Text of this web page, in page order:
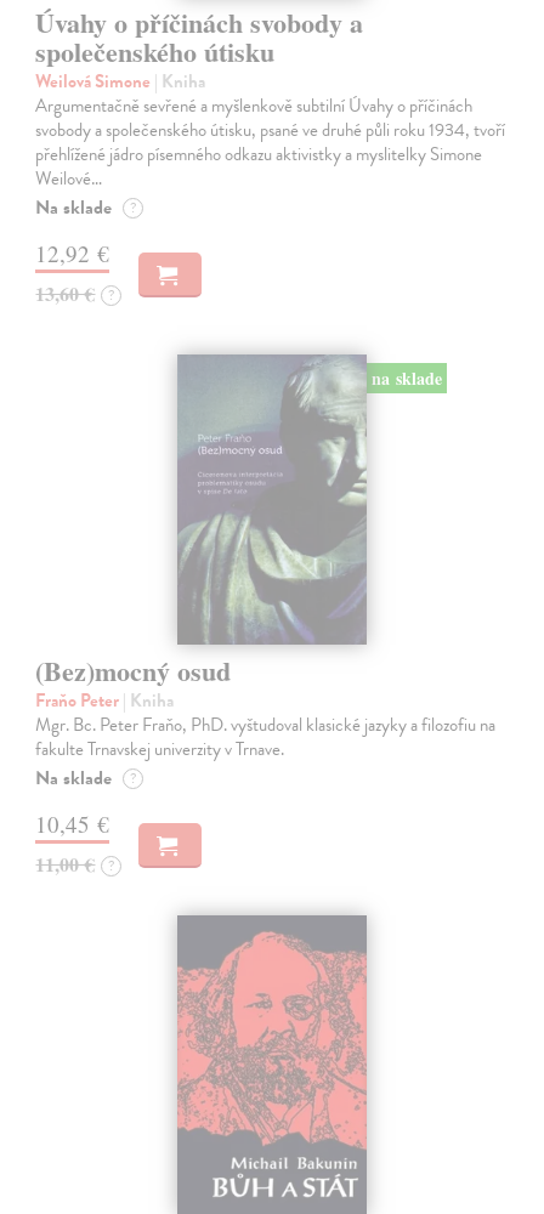
Úvahy o příčinách svobody a
společenského útisku
Weilová Simone | Kniha
Argumentačně sevřené a myšlenkově subtilní Úvahy o příčinách
svobody a společenského útisku, psané ve druhé půli roku 1934, tvoří
přehlížené jádro písemného odkazu aktivistky a myslitelky Simone
Weilové…
Na sklade ?
12,92 €
13,60 € ?
na sklade
(Bez)mocný osud
Fraňo Peter| Kniha
Mgr. Bc. Peter Fraňo, PhD. vyštudoval klasické jazyky a filozofiu na
fakulte Trnavskej univerzity v Trnave.
Na sklade ?
10,45 €
11,00 € ?